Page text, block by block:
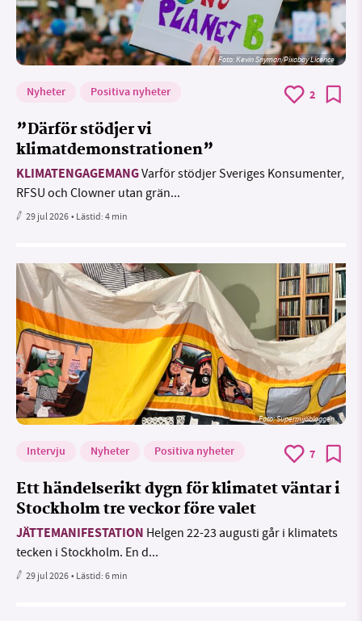
Foto:Kevin Snyman/Pixabay Licence
Nyheter Positiva nyheter 2
”Därför stödjer vi
klimatdemonstrationen”
KLIMATENGAGEMANGVarför stödjer Sveriges Konsumenter,
RFSU och Clowner utan grän...
29 jul 2026• Lästid:4 min
Foto: Supermijöbloggen
Intervju Nyheter Positiva nyheter 7
Ett händelserikt dygn för klimatet väntar i
Stockholm tre veckor före valet
JÄTTEMANIFESTATION Helgen 22-23 augusti går i klimatets
tecken i Stockholm. En d...
29 jul 2026• Lästid:6 min